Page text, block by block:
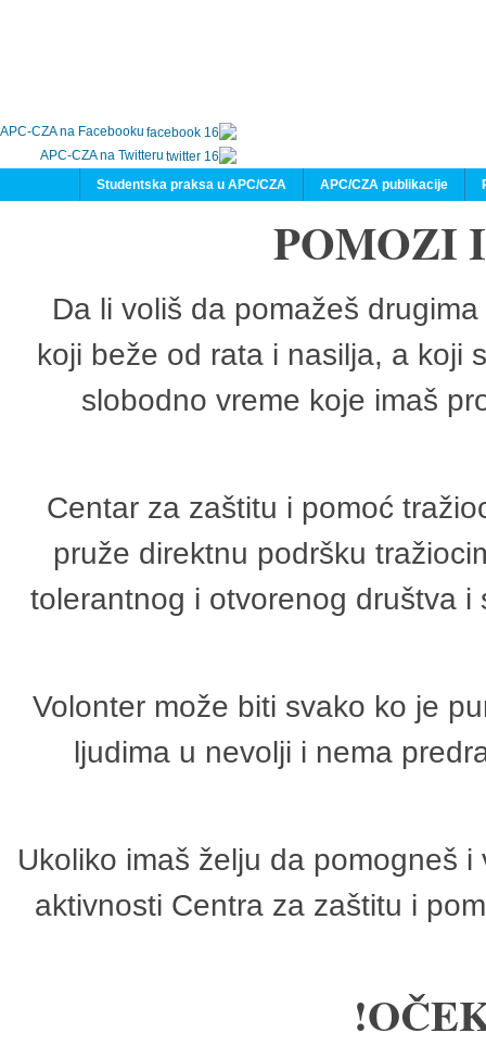
APC-CZA na Facebooku
APC-CZA na Twitteru
APC/CZA publikacije
Studentska praksa u APC/CZA
POMOZI
Da li voliš da pomažeš
koji beže od rata i nasilja, a koji
slobodno vreme koje imaš
Centar za zaštitu i pomoć
pruže direktnu podršku
tolerantnog i otvorenog društva
Volonter može biti svako ko je
ljudima u nevolji i nema
Ukoliko imaš želju da pomogneš
aktivnosti Centra za zaštitu i